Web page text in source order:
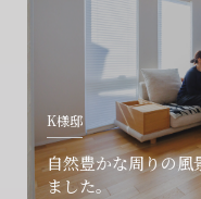
K様邸
自然豊かな周りの風
ました。
会社に関す
賃
お困り
土地の活